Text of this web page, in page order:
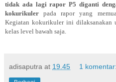
tidak ada lagi rapor P5 diganti
kokurikuler pada rapor yang
Kegiatan kokurikuler ini dilaksanakan
kelas level bawah saja.
adisaputra at 19.45 1 komentar: